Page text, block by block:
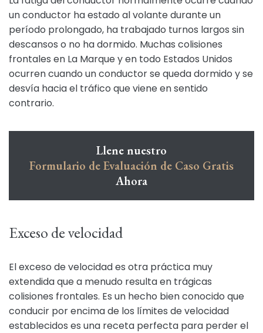
un conductor ha estado al volante durante un
período prolongado, ha trabajado turnos largos sin
descansos o no ha dormido. Muchas colisiones
frontales en La Marque y en todo Estados Unidos
ocurren cuando un conductor se queda dormido y se
desvía hacia el tráfico que viene en sentido
contrario.
Llene nuestro
Formulario de Evaluación de Caso Gratis
Ahora
Exceso de velocidad
El exceso de velocidad es otra práctica muy
extendida que a menudo resulta en trágicas
colisiones frontales. Es un hecho bien conocido que
conducir por encima de los límites de velocidad
establecidos es una receta perfecta para perder el